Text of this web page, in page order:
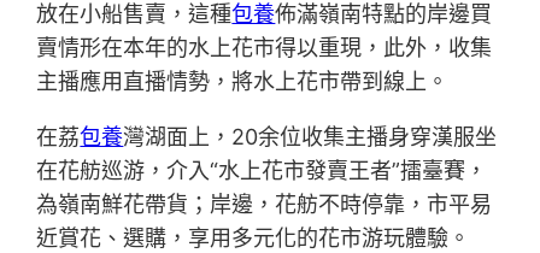
放在小船售賣，這種包養佈滿嶺南特點的岸邊買
賣情形在本年的水上花市得以重現，此外，收集
主播應用直播情勢，將水上花市帶到線上。
在荔包養灣湖面上，20余位收集主播身穿漢服坐
在花舫巡游，介入“水上花市發賣王者”擂臺賽，
為嶺南鮮花帶貨；岸邊，花舫不時停靠，市平易
近賞花、選購，享用多元化的花市游玩體驗。